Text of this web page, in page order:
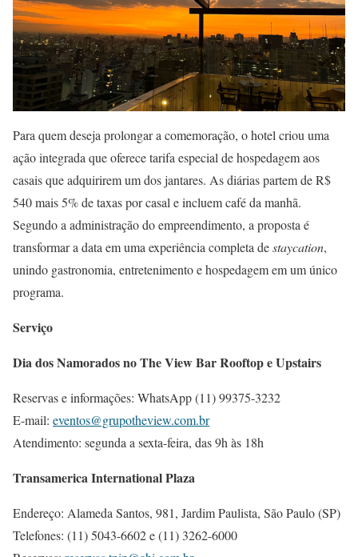
Para quem deseja prolongar a comemoração, o hotel criou uma
ação integrada que oferece tarifa especial de hospedagem aos
casais que adquirirem um dos jantares. As diárias partem de R$
540 mais 5% de taxas por casal e incluem café da manhã.
Segundo a administração do empreendimento, a proposta é
transformar a data em uma experiência completa destaycation,
unindo gastronomia, entretenimento e hospedagem em um único
programa.
Serviço
Dia dos Namorados no The View Bar Rooftop e Upstairs
Reservas e informações: WhatsApp (11) 99375-3232
E-mail: eventos@grupotheview.com.br
Atendimento: segunda a sexta-feira, das 9h às 18h
Transamerica International Plaza
Endereço: Alameda Santos, 981, Jardim Paulista, São Paulo (SP)
Telefones: (11) 5043-6602 e (11) 3262-6000